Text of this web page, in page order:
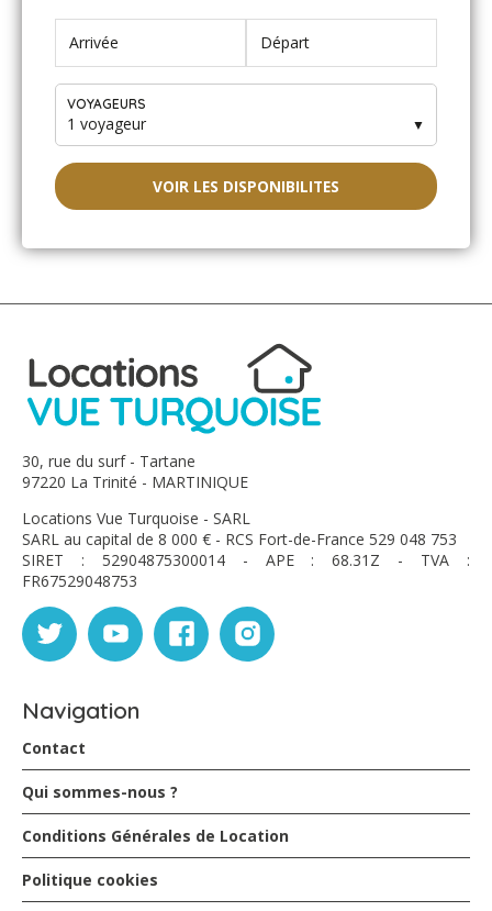
VOYAGEURS
1 voyageur ▼
VOIR LES DISPONIBILITES
30, rue du surf - Tartane
97220 La Trinité - MARTINIQUE
Locations Vue Turquoise - SARL
SARL au capital de 8 000 € - RCS Fort-de-France 529 048 753
SIRET : 52904875300014 - APE : 68.31Z - TVA :
FR67529048753
Navigation
Contact
Qui sommes-nous ?
Conditions Générales de Location
Politique cookies